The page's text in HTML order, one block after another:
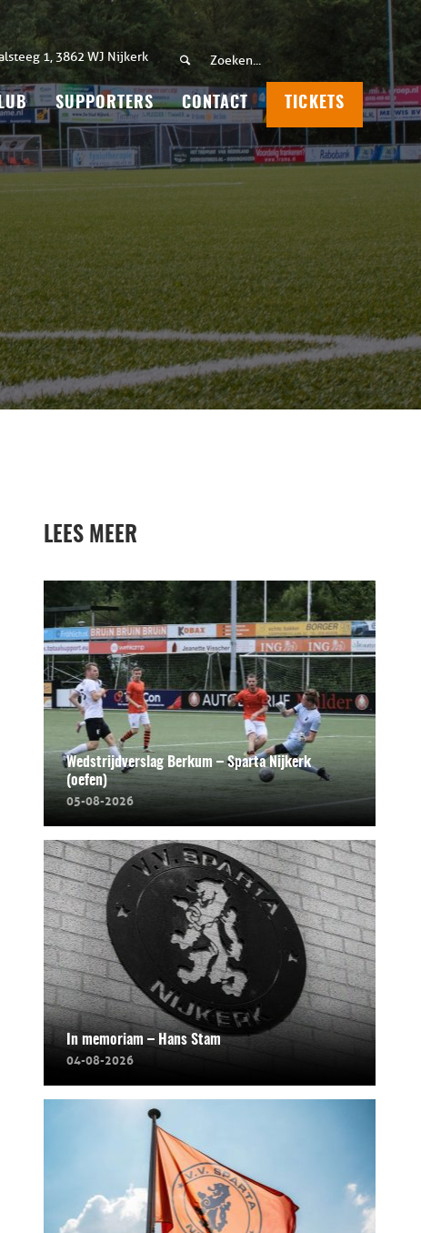
1, 3862 WJ Nijkerk
SUPPORTERS CONTACT TICKETS
LEES MEER
Wedstrijdverslag Berkum – Sparta Nijkerk
(oefen)
05-08-2026
In memoriam – Hans Stam
04-08-2026